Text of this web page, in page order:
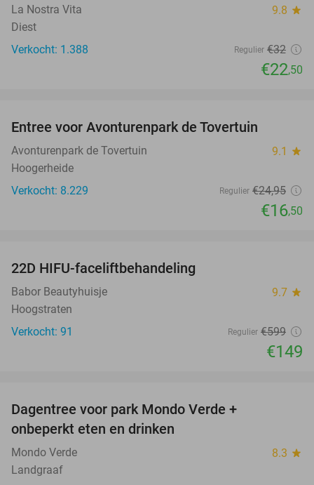
La Nostra Vita 9.8 star
Diest
Verkocht: 1.388
Regulier €32
€22,50
Entree voor Avonturenpark de Tovertuin
Avonturenpark de Tovertuin 9.1 star
Hoogerheide
Verkocht: 8.229
Regulier €24,95
€16,50
22D HIFU-faceliftbehandeling
Babor Beautyhuisje 9.7 star
Hoogstraten
Verkocht: 91
Regulier €599
€149
Dagentree voor park Mondo Verde +
onbeperkt eten en drinken
Mondo Verde 8.3 star
Landgraaf